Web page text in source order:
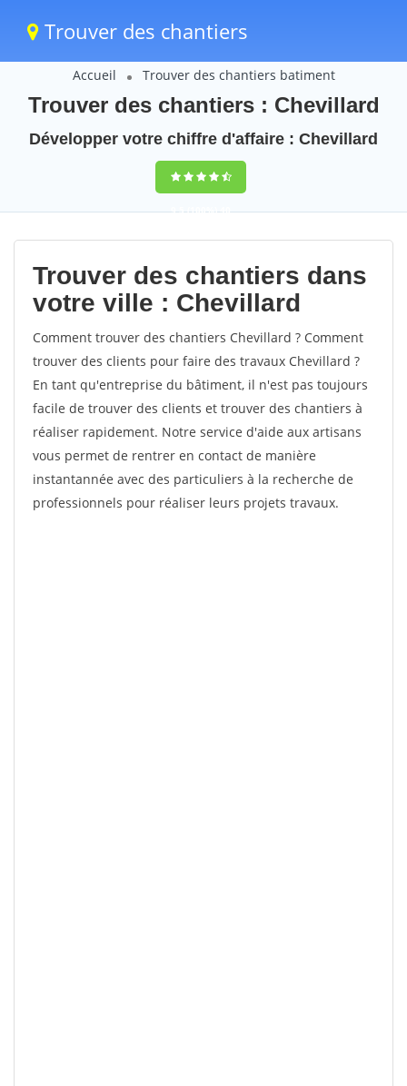
Trouver des chantiers
Accueil Trouver des chantiers batiment
Trouver des chantiers : Chevillard
Développer votre chiffre d'affaire : Chevillard
9,5(100%)40
votes
Trouver des chantiers dans
votre ville : Chevillard
Comment trouver des chantiers Chevillard ? Comment
trouver des clients pour faire des travaux Chevillard ?
En tant qu'entreprise du bâtiment, il n'est pas toujours
facile de trouver des clients et trouver des chantiers à
réaliser rapidement. Notre service d'aide aux artisans
vous permet de rentrer en contact de manière
instantannée avec des particuliers à la recherche de
professionnels pour réaliser leurs projets travaux.